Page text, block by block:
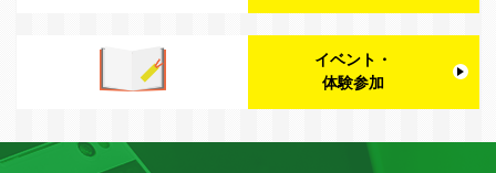
イベント・
体験参加